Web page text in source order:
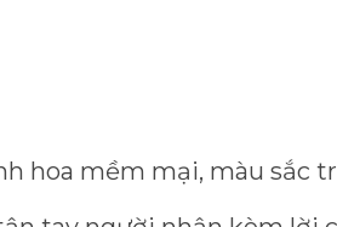
hoa mềm mại, màu sắc